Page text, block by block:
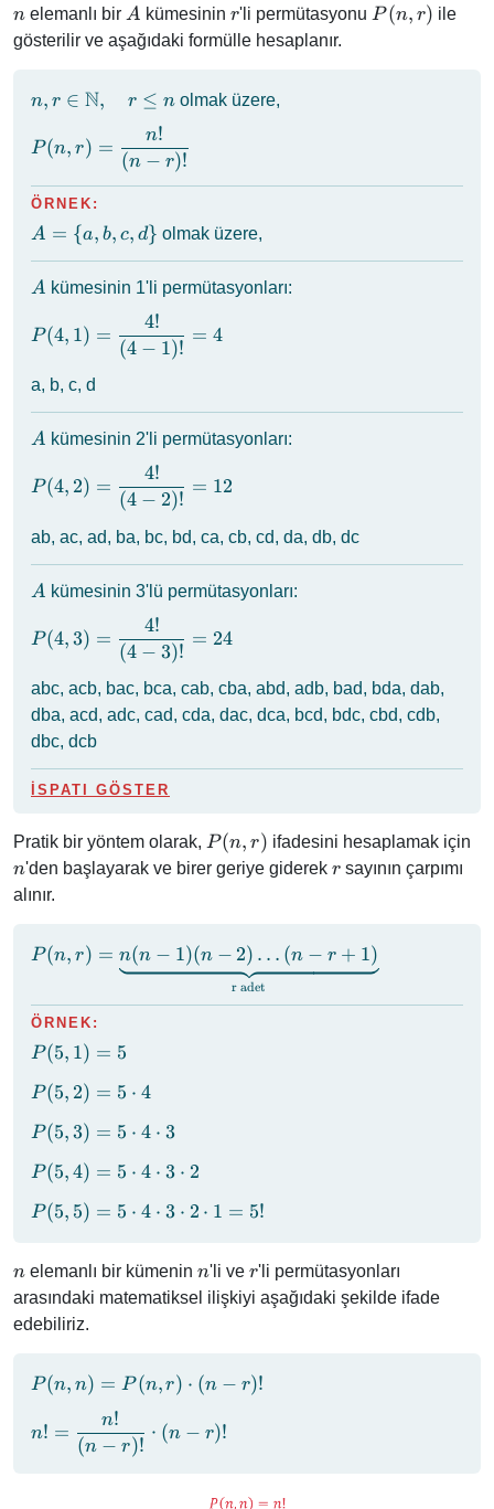
n
n elemanlı bir A
A kümesinin r
r'li permütasyonu P(n,
P (n, r) ile
gösterilir ve aşağıdaki formülle hesaplanır.
n, r \in
\quad r \le n
n, r ∈ N, r ≤ nolmak üzere,
P(n, r) =
\dfrac{n!}
{(n - r)!}
P(n, r) =
(n − r)!
n!
ÖRNEK:
A
=
\{
a,
b,
c,
\}
A = {a, b, c, d} olmak üzere,
A
A kümesinin 1'li permütasyonları:
P(4, 1) =
\dfrac{4!}
{(4 - 1)!}
= 4
P(4, 1) =
(4 − 1)!
4!
= 4
a, b, c, d
A
A kümesinin 2'li permütasyonları:
P(4, 2) =
\dfrac{4!}
{(4 - 2)!}
= 12
P(4, 2) =
(4 − 2)!
4!
= 12
ab, ac, ad, ba, bc, bd, ca, cb, cd, da, db, dc
A
A kümesinin 3'lü permütasyonları:
P(4, 3) =
\dfrac{4!}
{(4 - 3)!}
= 24
P(4, 3) =
(4 − 3)!
4!
= 24
abc, acb, bac, bca, cab, cba, abd, adb, bad, bda, dab,
dba, acd, adc, cad, cda, dac, dca, bcd, bdc, cbd, cdb,
dbc, dcb
İSPATI GÖSTER
Pratik bir yöntem olarak, P(n,
r)
P(n, r) ifadesini hesaplamak için
n'den başlayarak ve birer geriye giderek r
r sayının çarpımı
alınır.
P(n, r) =
\underbrace{n(n
- 1)(n - 2)
\ldots(n - r +
1)}_\text{r
adet}
P(n, r) =
r adet
n(n − 1)(n − 2) … (n − r + 1)
ÖRNEK:
P(5,
= 5
P(5, 1) = 5
P(5,
5
\cdot
4
P(5, 2) = 5 ⋅ 4
P(5,
5
\cdot
4
3
P(5, 3) = 5 ⋅ 4 ⋅ 3
P(5,
5
4
\cdot
3
\cdot
P(5, 4) = 5 ⋅ 4 ⋅ 3 ⋅ 2
P(5,
\cdot
4
\cdot
\cdot
2
\cdot
1 =
P(5, 5) = 5 ⋅ 4 ⋅ 3 ⋅ 2 ⋅ 1 = 5!
n
n elemanlı bir kümenin n
n'li ve r
r'li permütasyonları
arasındaki matematiksel ilişkiyi aşağıdaki şekilde ifade
edebiliriz.
P(n,
P(n,
P(n, n) = P (n, r) ⋅ (n − r)!
n! =
\dfrac{n!}
n! =
(n − r)!
n!
⋅ (n − r)!